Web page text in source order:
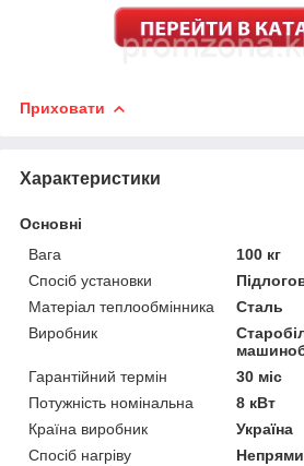
Приховати
Характеристики
Основні
Вага
100 кг
Спосіб установки
Матеріал теплообмінника
Сталь
Виробник
Гарантійний термін
30 міс
Потужність номінальна
8 кВт
Країна виробник
Україна
Спосіб нагріву